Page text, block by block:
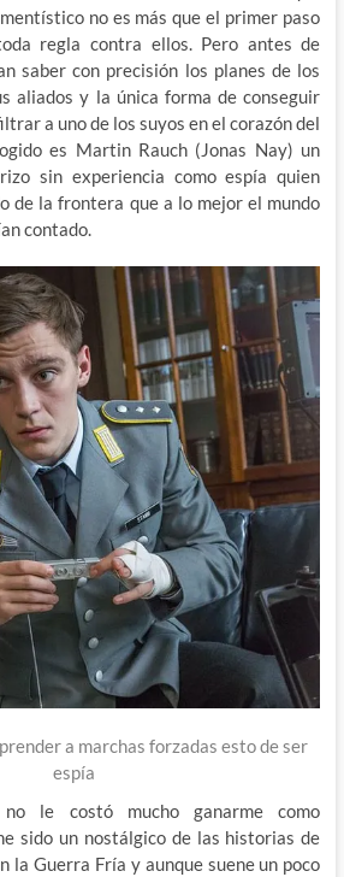
no es más que el primer paso
regla contra ellos. Pero antes de
saber con precisión los planes de los
aliados y la única forma de conseguir
a uno de los suyos en el corazón del
es Martin Rauch (Jonas Nay) un
sin experiencia como espía quien
de la frontera que a lo mejor el mundo
contado.
a marchas forzadas esto de ser
espía
le costó mucho ganarme como
sido un nostálgico de las historias de
la Guerra Fría y aunque suene un poco